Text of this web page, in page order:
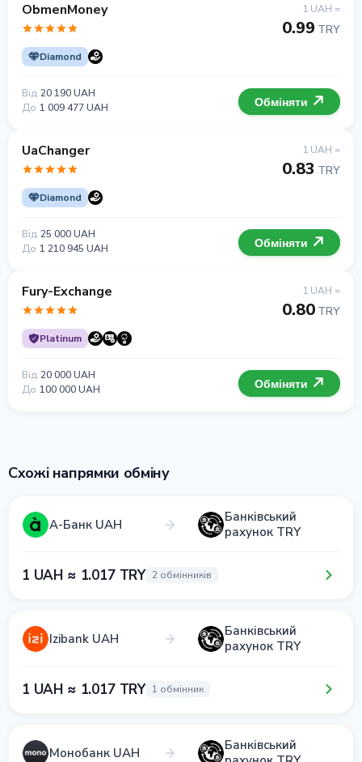
ObmenMoney
Diamond
1 UAH =
0.99 TRY
Від 20 190 UAH
До 1 009 477 UAH Обміняти
UaChanger
Diamond
1 UAH =
0.83 TRY
Від 25 000 UAH
До 1 210 945 UAH Обміняти
Fury-Exchange
Platinum
1 UAH =
0.80 TRY
Від 20 000 UAH
До 100 000 UAH Обміняти
Схожі напрямки обміну
А-Банк UAH
Банківський
рахунок TRY
1 UAH ≈ 1.017 TRY 2 обмінників
Izibank UAH
Банківський
рахунок TRY
1 UAH ≈ 1.017 TRY 1 обмінник
Монобанк UAH
Банківський